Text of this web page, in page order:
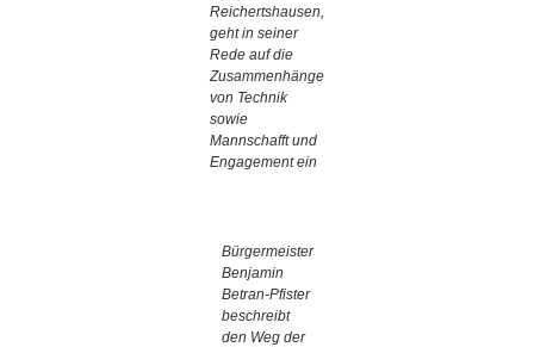
Reichertshausen,
geht in seiner
Rede auf die
Zusammenhänge
von Technik
sowie
Mannschafft und
Engagement ein
Bürgermeister
Benjamin
Betran-Pfister
beschreibt
den Weg der